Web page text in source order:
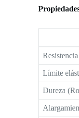
Límite
Dureza